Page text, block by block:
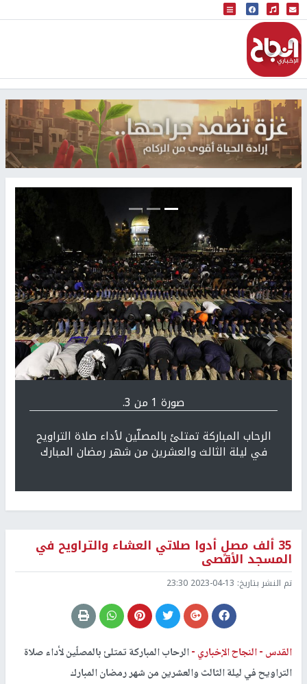
البث المباشر
إذاعة النجاح
صورة 1 من 3.
الرحاب المباركة تمتلئ بالمصلّين لأداء صلاة التراويح
في ليلة الثالث والعشرين من شهر رمضان المبارك
Previous التالي
35 ألف مصلٍ أدوا صلاتي العشاء والتراويح في
المسجد الأقصى
تم النشر بتاريخ: 2023-04-13 23:30
القدس -النجاح الإخباري -الرحاب المباركة تمتلئ بالمصلّين لأداء صلاة
التراويح في ليلة الثالث والعشرين من شهر رمضان المبارك